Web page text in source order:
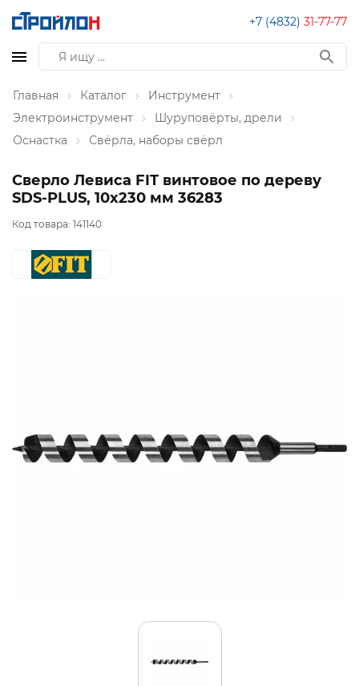
+7 (4832) 31-77-77
Главная Каталог
Инструмент
Электроинструмент
Шуруповёрты, дрели
Оснастка
Свёрла, наборы свёрл
Сверло Левиса FIT винтовое по дереву
SDS-PLUS, 10х230 мм 36283
Код товара: 141140